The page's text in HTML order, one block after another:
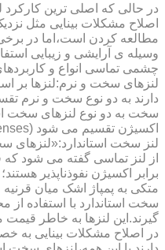
در حالی که اصلی ترین
اصلاح مشکلات بینایی مثل
مطالعه کردن است،اما در برخی
وسیله ی آرایشی و زیبایی
چشمی تماسی انواع و
لنزهای سخت و نرم:لنزها بر
دارند به دو نوع سخت و نرم
سخت به دو نوع لنزهای سخت
اکسیژن تقسیم می شود (hard lenses یا GP lenses).
لنز سخت استاندارد:«لنزهای
از لنز تماسی گفته می شود که
برابر اکسیژن نفوذناپذیر
متکی به پمپاژ اشک میان
سخت استاندارد با استفاده
گیرند.این لنزها به خاطر
در اصلاح مشکلات بینایی به